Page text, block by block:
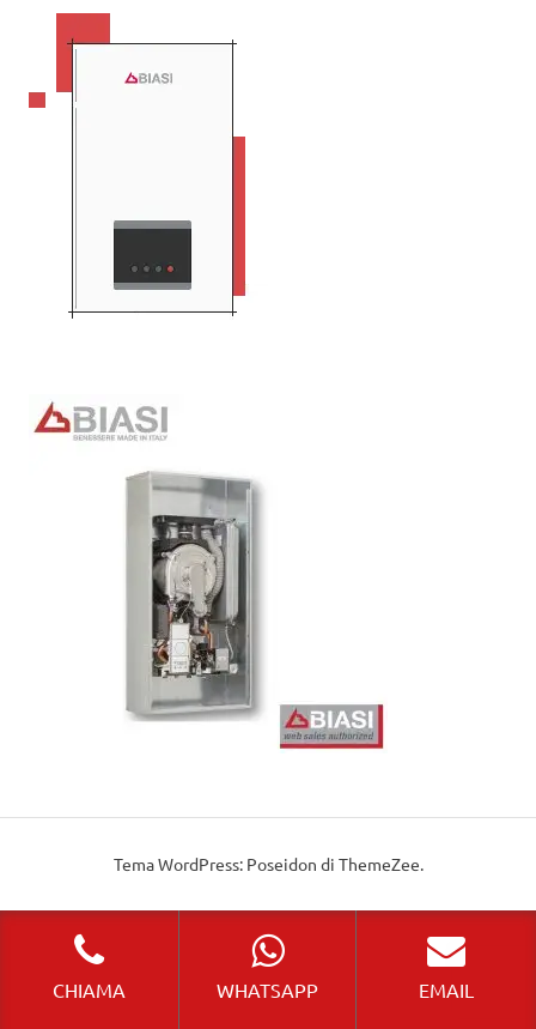
Tema WordPress: Poseidon di ThemeZee.
CHIAMA WHATSAPP EMAIL